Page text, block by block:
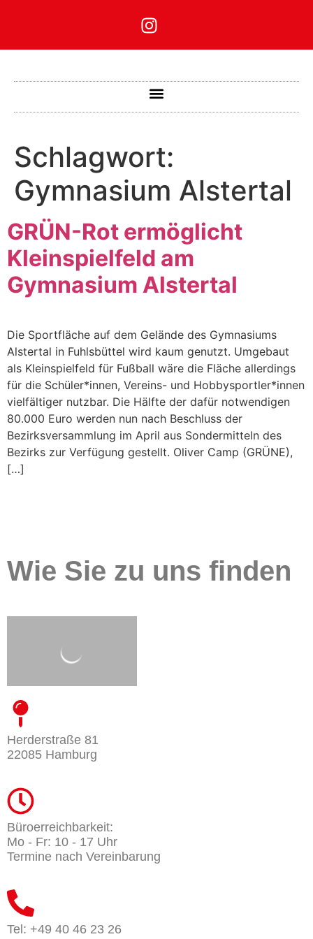
Schlagwort:
Gymnasium Alstertal
GRÜN-Rot ermöglicht
Kleinspielfeld am
Gymnasium Alstertal
Die Sportfläche auf dem Gelände des Gymnasiums
Alstertal in Fuhlsbüttel wird kaum genutzt. Umgebaut
als Kleinspielfeld für Fußball wäre die Fläche allerdings
für die Schüler*innen, Vereins- und Hobbysportler*innen
vielfältiger nutzbar. Die Hälfte der dafür notwendigen
80.000 Euro werden nun nach Beschluss der
Bezirksversammlung im April aus Sondermitteln des
Bezirks zur Verfügung gestellt. Oliver Camp (GRÜNE),
[…]
Wie Sie zu uns finden
Herderstraße 81
22085 Hamburg
Büroerreichbarkeit:
Mo - Fr: 10 - 17 Uhr
Termine nach Vereinbarung
Tel: +49 40 46 23 26